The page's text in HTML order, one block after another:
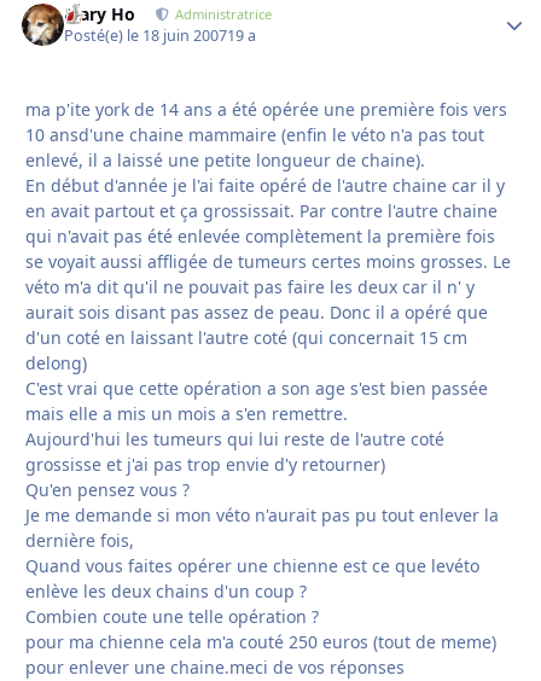
Mary Ho Administratrice
Posté(e) le 18 juin 200719 a
ma p'ite york de 14 ans a été opérée une première fois vers
10 ansd'une chaine mammaire (enfin le véto n'a pas tout
enlevé, il a laissé une petite longueur de chaine).
En début d'année je l'ai faite opéré de l'autre chaine car il y
en avait partout et ça grossissait. Par contre l'autre chaine
qui n'avait pas été enlevée complètement la première fois
se voyait aussi affligée de tumeurs certes moins grosses. Le
véto m'a dit qu'il ne pouvait pas faire les deux car il n' y
aurait sois disant pas assez de peau. Donc il a opéré que
d'un coté en laissant l'autre coté (qui concernait 15 cm
delong)
C'est vrai que cette opération a son age s'est bien passée
mais elle a mis un mois a s'en remettre.
Aujourd'hui les tumeurs qui lui reste de l'autre coté
grossisse et j'ai pas trop envie d'y retourner)
Qu'en pensez vous ?
Je me demande si mon véto n'aurait pas pu tout enlever la
dernière fois,
Quand vous faites opérer une chienne est ce que levéto
enlève les deux chains d'un coup ?
Combien coute une telle opération ?
pour ma chienne cela m'a couté 250 euros (tout de meme)
pour enlever une chaine.meci de vos réponses